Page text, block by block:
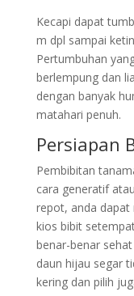
Kecapi dapat
m dpl sampai
Pertumbuhan
berlempung dan
dengan banyak
matahari penuh.
Persiapan
Pembibitan
cara generatif
repot, anda
kios bibit
benar-benar
daun hijau segar
kering dan pilih